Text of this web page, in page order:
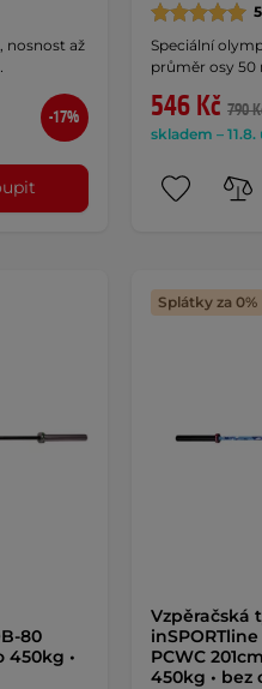
nosnost až
-17%
5
Speciální
průměr osy 50
546 Kč 790
skladem – 11.8.
80
450kg •
Splátky za 0%
Vzpěračská
PCWC
450kg • bez